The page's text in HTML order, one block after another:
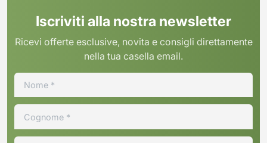
Iscriviti alla nostra newsletter
Ricevi offerte esclusive, novita e consigli direttamente
nella tua casella email.